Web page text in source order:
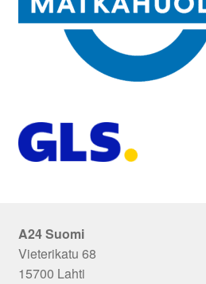
A24 Suomi
Vieterikatu 68
15700 Lahti